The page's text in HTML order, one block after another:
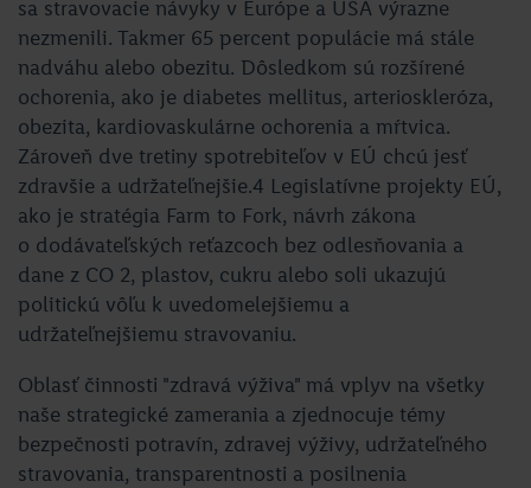
sa stravovacie návyky v Európe a USA výrazne
nezmenili. Takmer 65 percent populácie má stále
nadváhu alebo obezitu. Dôsledkom sú rozšírené
ochorenia, ako je diabetes mellitus, arterioskleróza,
obezita, kardiovaskulárne ochorenia a mŕtvica.
Zároveň dve tretiny spotrebiteľov v EÚ chcú jesť
zdravšie a udržateľnejšie.4 Legislatívne projekty EÚ,
ako je stratégia Farm to Fork, návrh zákona
o dodávateľských reťazcoch bez odlesňovania a
dane z CO 2, plastov, cukru alebo soli ukazujú
politickú vôľu k uvedomelejšiemu a
udržateľnejšiemu stravovaniu.
Oblasť činnosti "zdravá výživa" má vplyv na všetky
naše strategické zamerania a zjednocuje témy
bezpečnosti potravín, zdravej výživy, udržateľného
stravovania, transparentnosti a posilnenia